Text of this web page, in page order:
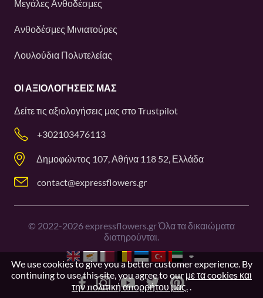
Μεγάλες Ανθοδέσμες
Ανθοδέσμες Μινιατούρες
Λουλούδια Πολυτελείας
ΟΙ ΑΞΙΟΛΟΓΉΣΕΙΣ ΜΑΣ
Δείτε τις αξιολογήσεις μας στοTrustpilot
+302103476113
Δημοφώντος 107, Αθήνα 118 52, Ελλάδα
contact@expressflowers.gr
© 2022-2026expressflowers.gr Όλα τα δικαιώματα
διατηρούνται.
We use cookies to give you a better customer experience. By
continuing to use this site, you agree to our με τα cookies και
την πολιτική απορρήτου μας..